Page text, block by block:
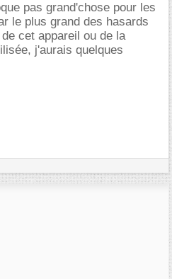
pas grand'chose pour les
le plus grand des hasards
cet appareil ou de la
j'aurais quelques